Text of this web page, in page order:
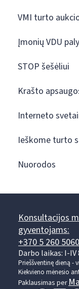
VMI turto
Įmonių VDU
STOP šešėliui
Krašto
Interneto
Ieškome turto
Nuorodos
Konsultacijos
gyventojams:
+370 5 260 5060
Darbo laikas: I-IV
Prieššventinę dieną -
Kiekvieno mėnesio
Paklausimas per